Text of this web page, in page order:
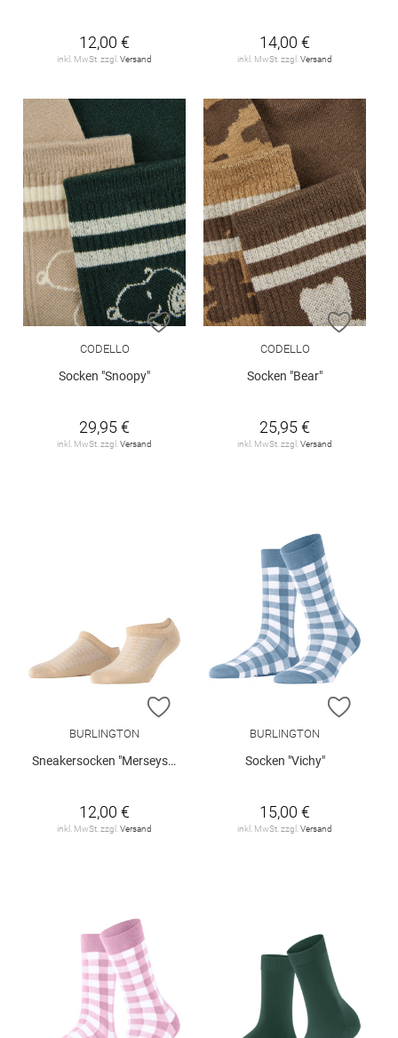
12,00 €
inkl. MwSt. zzgl. Versand
14,00 €
inkl. MwSt. zzgl. Versand
ZUR WUNSCHLISTE HINZUFÜGEN
CODELLO
Socken "Snoopy"
29,95 €
inkl. MwSt. zzgl. Versand
ZUR
CODELLO
Socken "Bear"
25,95 €
inkl. MwSt. zzgl. Versand
ZUR WUNSCHLISTE HINZUFÜGEN
BURLINGTON
Sneakersocken "Merseyside"
12,00 €
inkl. MwSt. zzgl. Versand
ZUR
BURLINGTON
Socken "Vichy"
15,00 €
inkl. MwSt. zzgl. Versand